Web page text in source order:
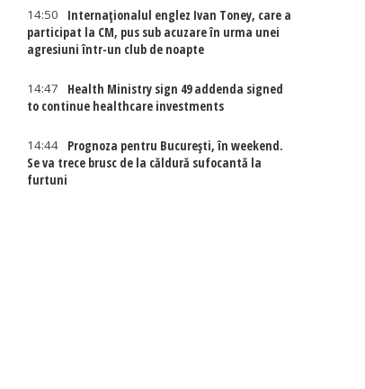
14:50
Internaţionalul englez Ivan Toney, care a
participat la CM, pus sub acuzare în urma unei
agresiuni într-un club de noapte
14:47
Health Ministry sign 49 addenda signed
to continue healthcare investments
14:44
Prognoza pentru București, în weekend.
Se va trece brusc de la căldură sufocantă la
furtuni